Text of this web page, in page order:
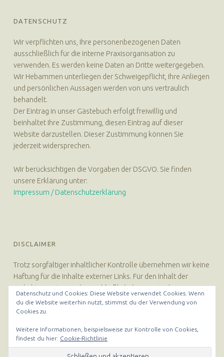
DATENSCHUTZ
Wir verpflichten uns, Ihre personenbezogenen Daten
ausschließlich für die interne Praxisorganisation zu
verwenden. Es werden keine Daten an Dritte weitergegeben.
Wir Hebammen unterliegen der Schweigepflicht, Ihre Anliegen
und persönlichen Aussagen werden von uns vertraulich
behandelt.
Der Eintrag in unser Gästebuch erfolgt freiwillig und
beinhaltet Ihre Zustimmung, diesen Eintrag auf dieser
Website darzustellen. Dieser Zustimmung können Sie
jederzeit widersprechen.
Wir berücksichtigen die Vorgaben der DSGVO. Sie finden
unsere Erklärung unter:
Impressum / Datenschutzerklärung
DISCLAIMER
Trotz sorgfältiger inhaltlicher Kontrolle übernehmen wir keine
Haftung für die Inhalte externer Links. Für den Inhalt der
verlinkten Seiten sind ausschließlich deren Betreiber
verantwortlich.
© 2026Hebammerei Hannover|UsingAuberge Plus
Datenschutz und Cookies: Diese Website verwendet Cookies. Wenn
du die Website weiterhin nutzt, stimmst du der Verwendung von
Cookies zu.
Weitere Informationen, beispielsweise zur Kontrolle von Cookies,
findest du hier: Cookie-Richtlinie